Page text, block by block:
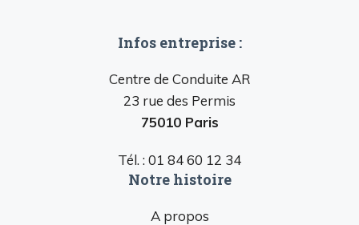
Infos entreprise :
Centre de Conduite AR
23 rue des Permis
75010 Paris
Tél. : 01 84 60 12 34
Notre histoire
A propos